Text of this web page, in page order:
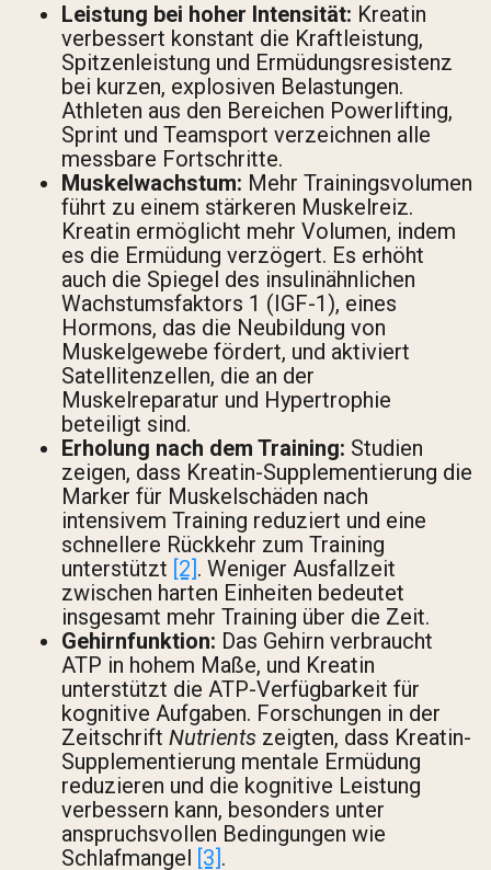
Leistung bei hoher Intensität: Kreatin
verbessert konstant die Kraftleistung,
Spitzenleistung und Ermüdungsresistenz
bei kurzen, explosiven Belastungen.
Athleten aus den Bereichen Powerlifting,
Sprint und Teamsport verzeichnen alle
messbare Fortschritte.
Muskelwachstum: Mehr Trainingsvolumen
führt zu einem stärkeren Muskelreiz.
Kreatin ermöglicht mehr Volumen, indem
es die Ermüdung verzögert. Es erhöht
auch die Spiegel des insulinähnlichen
Wachstumsfaktors 1 (IGF-1), eines
Hormons, das die Neubildung von
Muskelgewebe fördert, und aktiviert
Satellitenzellen, die an der
Muskelreparatur und Hypertrophie
beteiligt sind.
Erholung nach dem Training: Studien
zeigen, dass Kreatin-Supplementierung die
Marker für Muskelschäden nach
intensivem Training reduziert und eine
schnellere Rückkehr zum Training
unterstützt [2]. Weniger Ausfallzeit
zwischen harten Einheiten bedeutet
insgesamt mehr Training über die Zeit.
Gehirnfunktion: Das Gehirn verbraucht
ATP in hohem Maße, und Kreatin
unterstützt die ATP-Verfügbarkeit für
kognitive Aufgaben. Forschungen in der
Zeitschrift Nutrients zeigten, dass Kreatin-
Supplementierung mentale Ermüdung
reduzieren und die kognitive Leistung
verbessern kann, besonders unter
anspruchsvollen Bedingungen wie
Schlafmangel [3].